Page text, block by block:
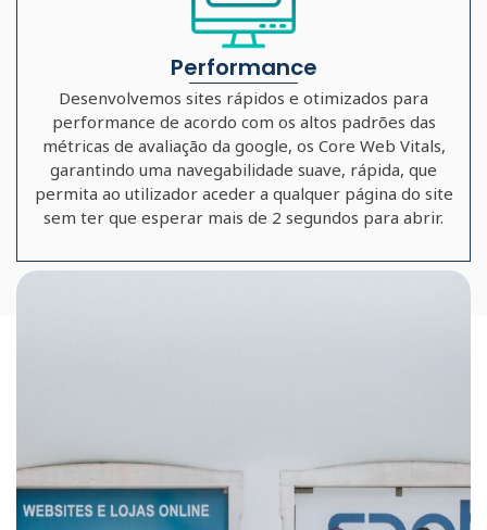
Performance
Desenvolvemos sites rápidos e otimizados para
performance de acordo com os altos padrões das
métricas de avaliação da google, os Core Web Vitals,
garantindo uma navegabilidade suave, rápida, que
permita ao utilizador aceder a qualquer página do site
sem ter que esperar mais de 2 segundos para abrir.